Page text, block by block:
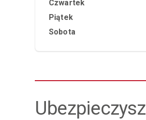
Czwartek
Piątek
Sobota
Ubezpieczysz